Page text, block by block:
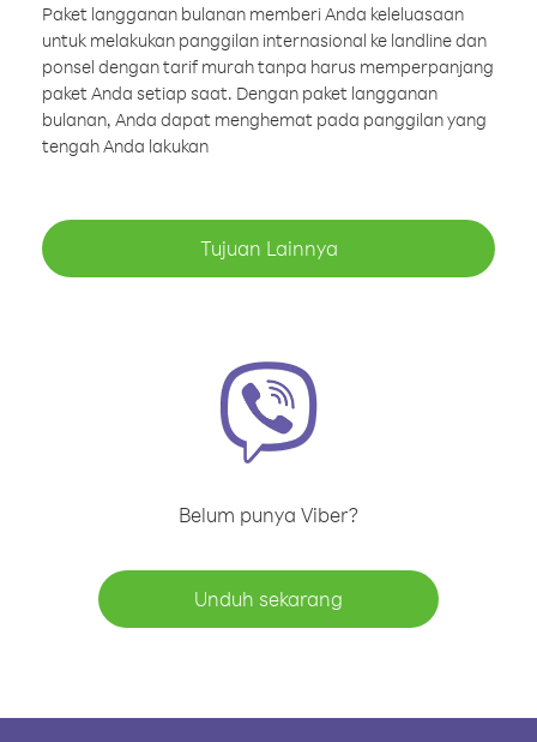
Paket langganan bulanan memberi Anda keleluasaan
untuk melakukan panggilan internasional ke landline dan
ponsel dengan tarif murah tanpa harus memperpanjang
paket Anda setiap saat. Dengan paket langganan
bulanan, Anda dapat menghemat pada panggilan yang
tengah Anda lakukan
Tujuan Lainnya
Belum punya Viber?
Unduh sekarang